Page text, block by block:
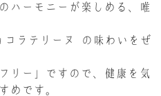
ハーモニーが楽しめる、唯
ラテリーヌ｣の味わいをぜ
リー」ですので、健康を気
めです。